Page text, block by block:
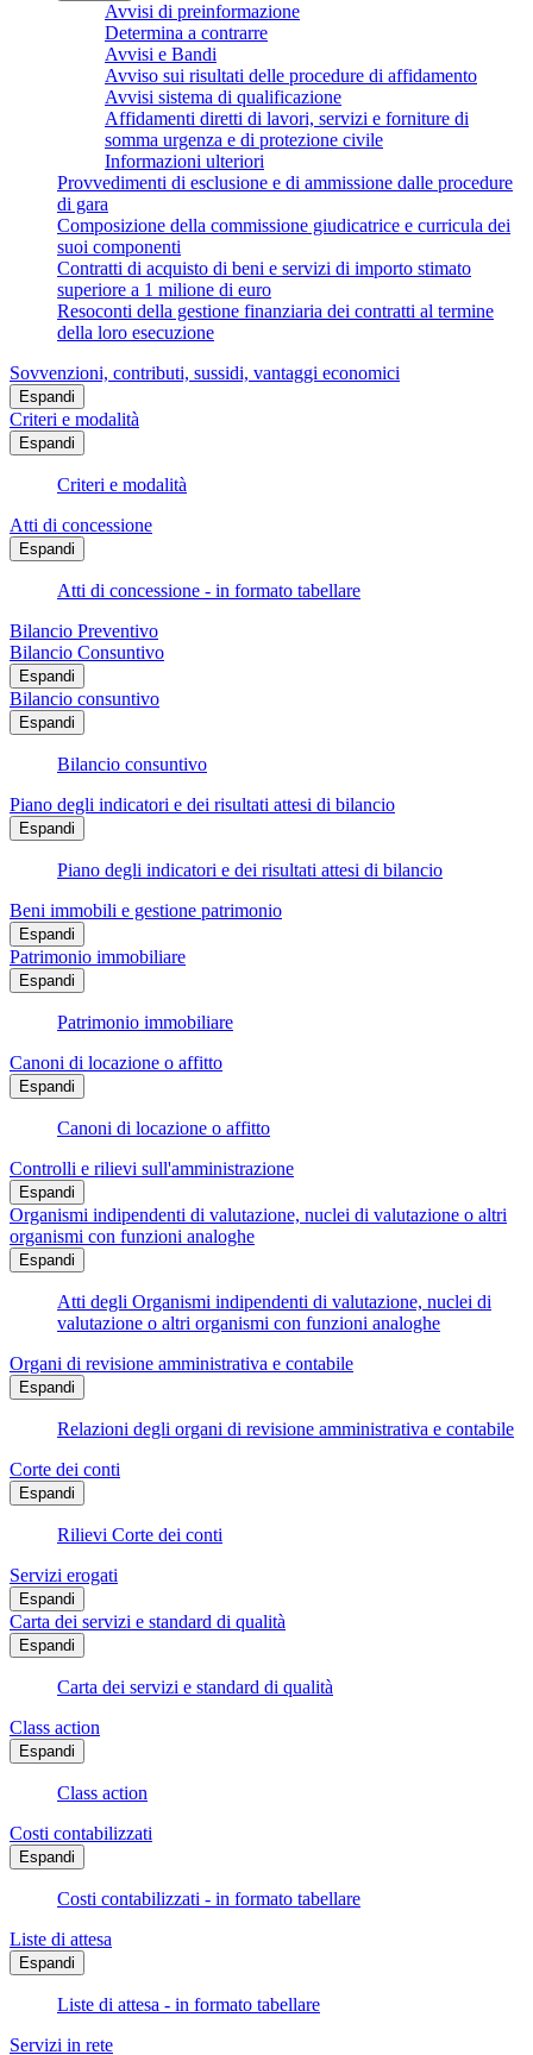
Avvisi di preinformazione
Determina a contrarre
Avvisi e Bandi
Avviso sui risultati delle procedure di affidamento
Avvisi sistema di qualificazione
Affidamenti diretti di lavori, servizi e forniture di
somma urgenza e di protezione civile
Informazioni ulteriori
Provvedimenti di esclusione e di ammissione dalle procedure
di gara
Composizione della commissione giudicatrice e curricula dei
suoi componenti
Contratti di acquisto di beni e servizi di importo stimato
superiore a 1 milione di euro
Resoconti della gestione finanziaria dei contratti al termine
della loro esecuzione
Sovvenzioni, contributi, sussidi, vantaggi economici
Espandi
Criteri e modalità
Espandi
Criteri e modalità
Atti di concessione
Espandi
Atti di concessione - in formato tabellare
Bilancio Preventivo
Bilancio Consuntivo
Espandi
Bilancio consuntivo
Espandi
Bilancio consuntivo
Piano degli indicatori e dei risultati attesi di bilancio
Espandi
Piano degli indicatori e dei risultati attesi di bilancio
Beni immobili e gestione patrimonio
Espandi
Patrimonio immobiliare
Espandi
Patrimonio immobiliare
Canoni di locazione o affitto
Espandi
Canoni di locazione o affitto
Controlli e rilievi sull'amministrazione
Espandi
Organismi indipendenti di valutazione, nuclei di valutazione o altri
organismi con funzioni analoghe
Espandi
Atti degli Organismi indipendenti di valutazione, nuclei di
valutazione o altri organismi con funzioni analoghe
Organi di revisione amministrativa e contabile
Espandi
Relazioni degli organi di revisione amministrativa e contabile
Corte dei conti
Espandi
Rilievi Corte dei conti
Servizi erogati
Espandi
Carta dei servizi e standard di qualità
Espandi
Carta dei servizi e standard di qualità
Class action
Espandi
Class action
Costi contabilizzati
Espandi
Costi contabilizzati - in formato tabellare
Liste di attesa
Espandi
Liste di attesa - in formato tabellare
Servizi in rete